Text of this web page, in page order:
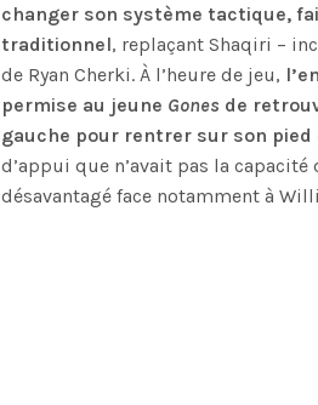
changer son système tactique,
traditionnel, replaçant Shaqiri –
de Ryan Cherki. À l’heure de jeu,
permise au jeune Gones de
gauche pour rentrer sur son pied
d’appui que n’avait pas la
désavantagé face notamment à